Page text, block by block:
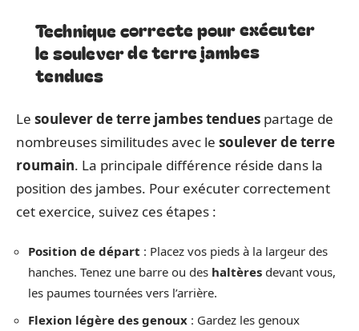
Technique correcte pour exécuter
le soulever de terre jambes
tendues
Le soulever de terre jambes tendues partage de
nombreuses similitudes avec le soulever de terre
roumain. La principale différence réside dans la
position des jambes. Pour exécuter correctement
cet exercice, suivez ces étapes :
Position de départ : Placez vos pieds à la largeur des
hanches. Tenez une barre ou des haltères devant vous,
les paumes tournées vers l’arrière.
Flexion légère des genoux : Gardez les genoux